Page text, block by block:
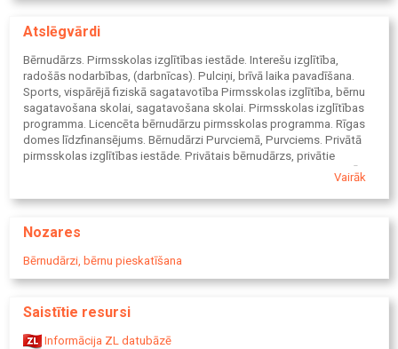
Atslēgvārdi
Bērnudārzs. Pirmsskolas izglītības iestāde. Interešu izglītība,
radošās nodarbības, (darbnīcas). Pulciņi, brīvā laika pavadīšana.
Sports, vispārējā fiziskā sagatavotība Pirmsskolas izglītība, bērnu
sagatavošana skolai, sagatavošana skolai. Pirmsskolas izglītības
programma. Licencēta bērnudārzu pirmsskolas programma. Rīgas
domes līdzfinansējums. Bērnudārzi Purvciemā, Purvciems. Privātā
pirmsskolas izglītības iestāde. Privātais bērnudārzs, privātie
bērnudārzi, izglītības iestādes. Bērnudārzi, bērnu pieskatīšana. Āra
Vairāk
Nozares
Bērnudārzi, bērnu pieskatīšana
Saistītie resursi
Informācija ZL datubāzē